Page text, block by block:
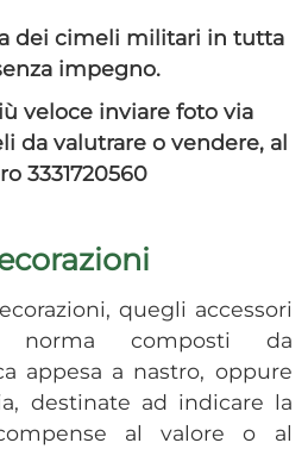
dei cimeli militari in tutta
impegno.
veloce inviare foto via
da valutrare o vendere, al
3331720560
quegli accessori
norma composti da
appesa a nastro, oppure
destinate ad indicare la
al valore o al